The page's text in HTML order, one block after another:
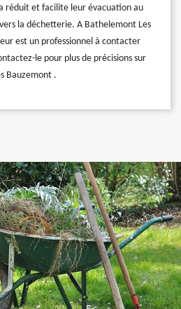
réduit et facilite leur évacuation au
la déchetterie. A Bathelemont Les
est un professionnel à contacter
le pour plus de précisions sur
Bauzemont .